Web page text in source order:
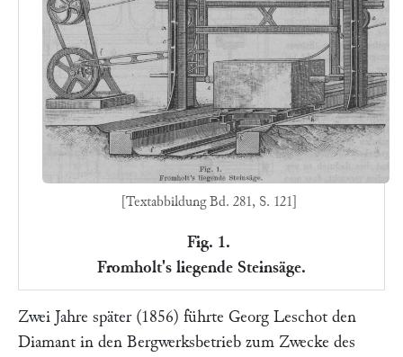
[Textabbildung Bd. 281, S. 121]
Fig. 1.
Fromholt's liegende Steinsäge.
Zwei Jahre später (1856) führte Georg Leschot den
Diamant in den Bergwerksbetrieb zum Zwecke des